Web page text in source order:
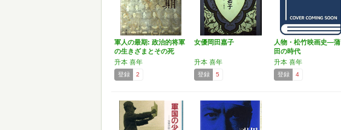
軍人の最期: 政治的将軍
の生きざまとその死
升本 喜年
登録 2
女優岡田嘉子
升本 喜年
登録 5
人物・松竹映画史―蒲
田の時代
升本 喜年
登録 4